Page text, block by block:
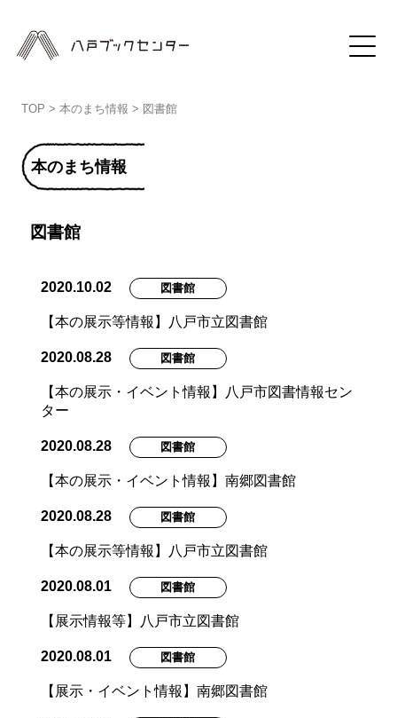
TOP > 本のまち情報 > 図書館
本のまち情報
図書館
2020.10.02 図書館
【本の展示等情報】八戸市立図書館
2020.08.28 図書館
【本の展示・イベント情報】八戸市図書情報セン
ター
2020.08.28 図書館
【本の展示・イベント情報】南郷図書館
2020.08.28 図書館
【本の展示等情報】八戸市立図書館
2020.08.01 図書館
【展示情報等】八戸市立図書館
2020.08.01 図書館
【展示・イベント情報】南郷図書館